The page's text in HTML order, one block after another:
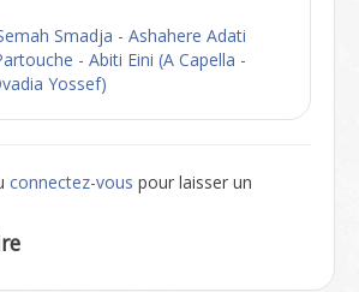
Smadja - Ashahere Adati
- Abiti Eini (A Capella -
Yossef)
connectez-vous pour laisser un